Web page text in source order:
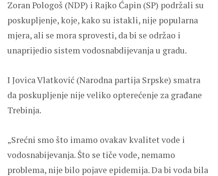
Zoran Pologoš (NDP) i Rajko Ćapin (SP) podržali su
poskupljenje, koje, kako su istakli, nije popularna
mjera, ali se mora sprovesti, da bi se održao i
unaprijedio sistem vodosnabdijevanja u gradu.
I Jovica Vlatković (Narodna partija Srpske) smatra
da poskupljenje nije veliko opterećenje za građane
Trebinja.
„Srećni smo što imamo ovakav kvalitet vode i
vodosnabijevanja. Što se tiče vode, nemamo
problema, nije bilo pojave epidemija. Da bi voda bila